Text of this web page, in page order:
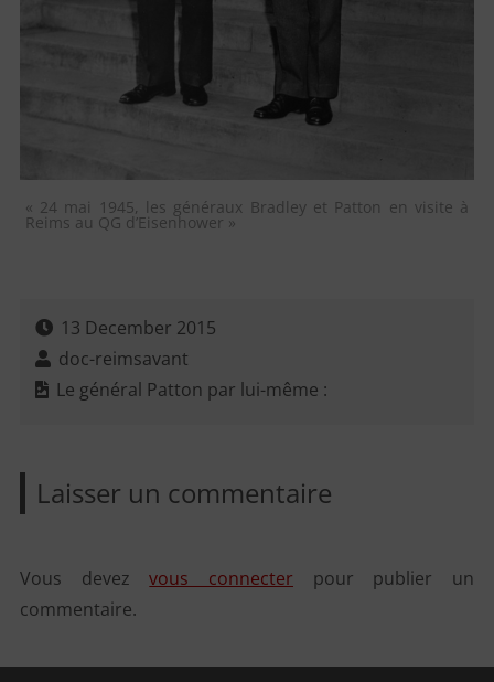
« 24 mai 1945, les généraux Bradley et Patton en visite à
Reims au QG d’Eisenhower »
13 December 2015
doc-reimsavant
Le général Patton par lui-même :
Laisser un commentaire
Vous devezvous connecter pour publier un
commentaire.